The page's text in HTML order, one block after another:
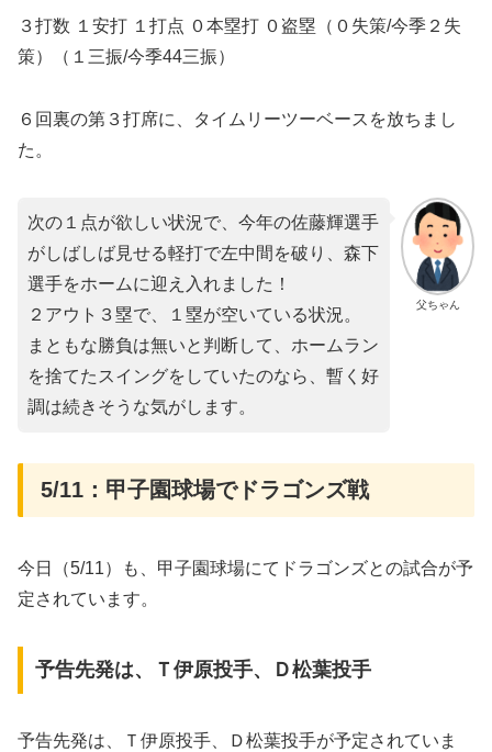
３打数 １安打 １打点 ０本塁打 ０盗塁（０失策/今季２失
策）（１三振/今季44三振）
６回裏の第３打席に、タイムリーツーベースを放ちまし
た。
父ちゃん
次の１点が欲しい状況で、今年の佐藤輝選手
がしばしば見せる軽打で左中間を破り、森下
選手をホームに迎え入れました！
２アウト３塁で、１塁が空いている状況。
まともな勝負は無いと判断して、ホームラン
を捨てたスイングをしていたのなら、暫く好
調は続きそうな気がします。
5/11：甲子園球場でドラゴンズ戦
今日（5/11）も、甲子園球場にてドラゴンズとの試合が予
定されています。
予告先発は、Ｔ伊原投手、Ｄ松葉投手
予告先発は、Ｔ伊原投手、Ｄ松葉投手が予定されていま